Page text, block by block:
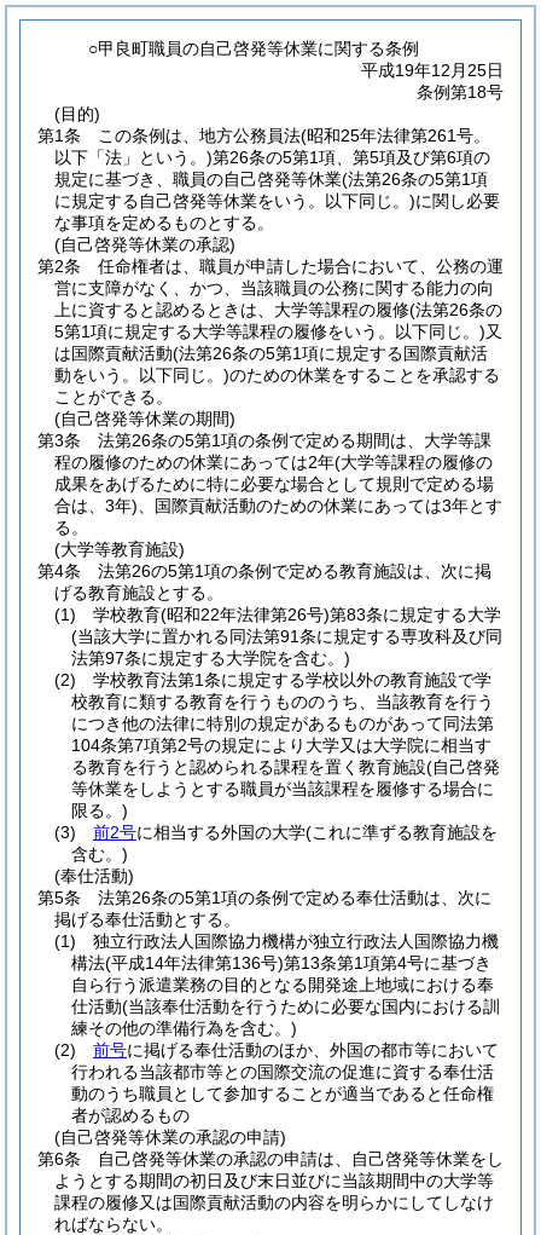
○甲良町職員の自己啓発等休業に関する条例
平成19年12月25日
条例第18号
(目的)
第1条
この条例は、地方公務員法(昭和25年法律第261号。
以下「法」という。)第26条の5第1項、第5項及び第6項の
規定に基づき、職員の自己啓発等休業(法第26条の5第1項
に規定する自己啓発等休業をいう。以下同じ。)に関し必要
な事項を定めるものとする。
(自己啓発等休業の承認)
第2条
任命権者は、職員が申請した場合において、公務の運
営に支障がなく、かつ、当該職員の公務に関する能力の向
上に資すると認めるときは、大学等課程の履修(法第26条の
5第1項に規定する大学等課程の履修をいう。以下同じ。)又
は国際貢献活動(法第26条の5第1項に規定する国際貢献活
動をいう。以下同じ。)のための休業をすることを承認する
ことができる。
(自己啓発等休業の期間)
第3条
法第26条の5第1項の条例で定める期間は、大学等課
程の履修のための休業にあっては2年(大学等課程の履修の
成果をあげるために特に必要な場合として規則で定める場
合は、3年) 、国際貢献活動のための休業にあっては3年とす
る。
(大学等教育施設)
第4条
法第26の5第1項の条例で定める教育施設は、次に掲
げる教育施設とする。
(1)
学校教育(昭和22年法律第26号)第83条に規定する大学
(当該大学に置かれる同法第91条に規定する専攻科及び同
法第97条に規定する大学院を含む。)
(2)
学校教育法第1条に規定する学校以外の教育施設で学
校教育に類する教育を行うもののうち、当該教育を行う
につき他の法律に特別の規定があるものがあって同法第
104条第7項第2号の規定により大学又は大学院に相当す
る教育を行うと認められる課程を置く教育施設(自己啓発
等休業をしようとする職員が当該課程を履修する場合に
限る。)
(3)
前2号に相当する外国の大学(これに準ずる教育施設を
含む。)
(奉仕活動)
第5条
法第26条の5第1項の条例で定める奉仕活動は、次に
掲げる奉仕活動とする。
(1)
独立行政法人国際協力機構が独立行政法人国際協力機
構法(平成14年法律第136号)第13条第1項第4号に基づき
自ら行う派遣業務の目的となる開発途上地域における奉
仕活動(当該奉仕活動を行うために必要な国内における訓
練その他の準備行為を含む。)
(2)
前号に掲げる奉仕活動のほか、外国の都市等において
行われる当該都市等との国際交流の促進に資する奉仕活
動のうち職員として参加することが適当であると任命権
者が認めるもの
(自己啓発等休業の承認の申請)
第6条
自己啓発等休業の承認の申請は、自己啓発等休業をし
ようとする期間の初日及び末日並びに当該期間中の大学等
課程の履修又は国際貢献活動の内容を明らかにしてしなけ
ればならない。